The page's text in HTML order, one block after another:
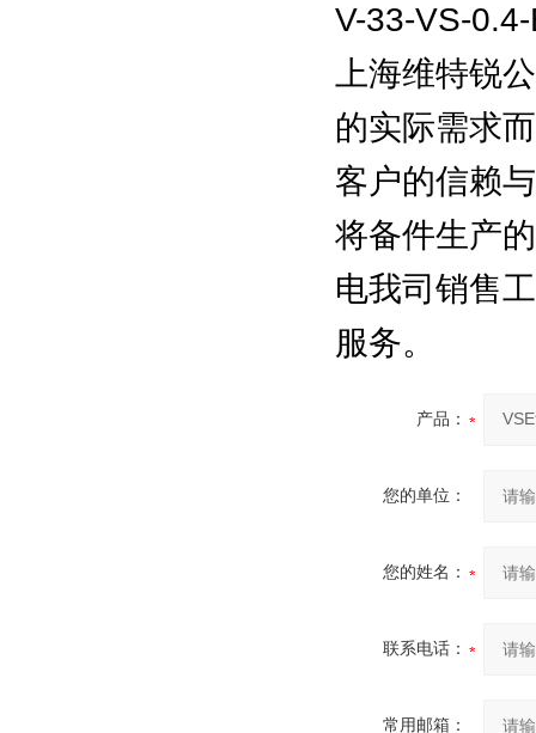
V-33-VS-
上海维特锐
的实际需求
客户的信赖
将备件生产
电我司销售
服务。
产品：
您的单位：
您的姓名：
联系电话：
常用邮箱：